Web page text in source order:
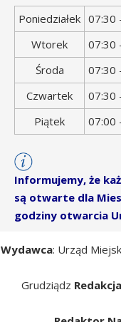
Dzień
tygodnia
Godziny
otwarcia
Poniedziałek 07:30
Wtorek
07:30
Środa
07:30
Czwartek
07:30
Piątek
07:00
Informujemy, że
są otwarte dla
godziny otwarcia
Wydawca: Urząd
Grudziądz Redakcja